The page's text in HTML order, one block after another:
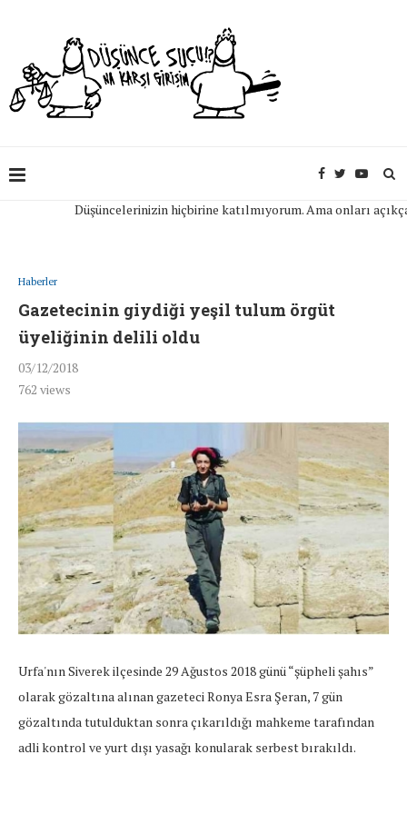
Düşüncelerinizin hiçbirine katılmıyorum. Ama onları açıkça
Haberler
Gazetecinin giydiği yeşil tulum örgüt
üyeliğinin delili oldu
03/12/2018
762 views
Urfa'nın Siverek ilçesinde 29 Ağustos 2018 günü “şüpheli şahıs”
olarak gözaltına alınan gazeteci Ronya Esra Şeran, 7 gün
gözaltında tutulduktan sonra çıkarıldığı mahkeme tarafından
adli kontrol ve yurt dışı yasağı konularak serbest bırakıldı.